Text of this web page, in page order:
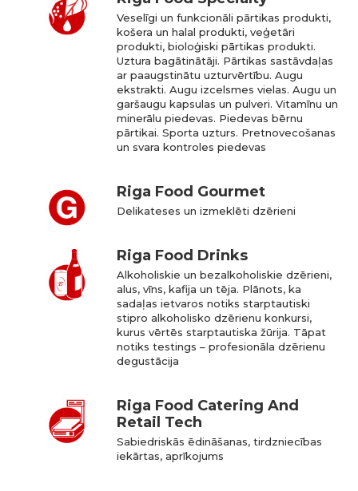
Veselīgi un funkcionāli pārtikas produkti,
košera un halal produkti, veģetāri
produkti, bioloģiski pārtikas produkti.
Uztura bagātinātāji. Pārtikas sastāvdaļas
ar paaugstinātu uzturvērtību. Augu
ekstrakti. Augu izcelsmes vielas. Augu un
garšaugu kapsulas un pulveri. Vitamīnu un
minerālu piedevas. Piedevas bērnu
pārtikai. Sporta uzturs. Pretnovecošanas
un svara kontroles piedevas
Riga Food Gourmet
Delikateses un izmeklēti dzērieni
Riga Food Drinks
Alkoholiskie un bezalkoholiskie dzērieni,
alus, vīns, kafija un tēja. Plānots, ka
sadaļas ietvaros notiks starptautiski
stipro alkoholisko dzērienu konkursi,
kurus vērtēs starptautiska žūrija. Tāpat
notiks testings – profesionāla dzērienu
degustācija
Riga Food Catering And
Retail Tech
Sabiedriskās ēdināšanas, tirdzniecības
iekārtas, aprīkojums